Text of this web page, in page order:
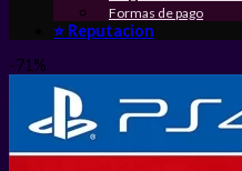
Formas de pago
⭐ Reputacion
-71%